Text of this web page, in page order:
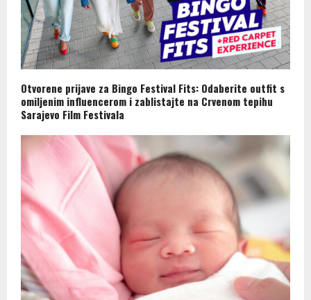
Otvorene prijave za Bingo Festival Fits: Odaberite outfit s
omiljenim influencerom i zablistajte na Crvenom tepihu
Sarajevo Film Festivala